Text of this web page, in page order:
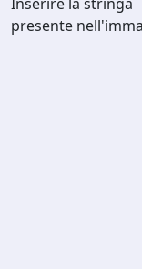
presente